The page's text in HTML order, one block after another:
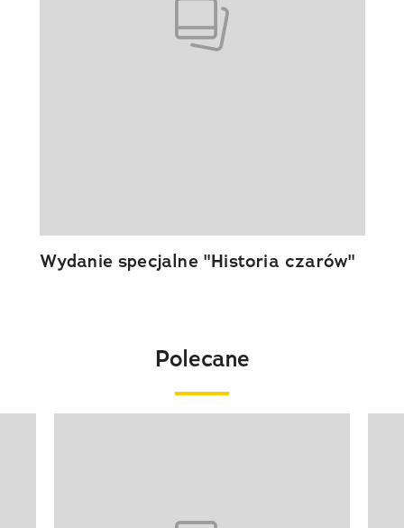
Wydanie specjalne "Historia czarów"
Polecane